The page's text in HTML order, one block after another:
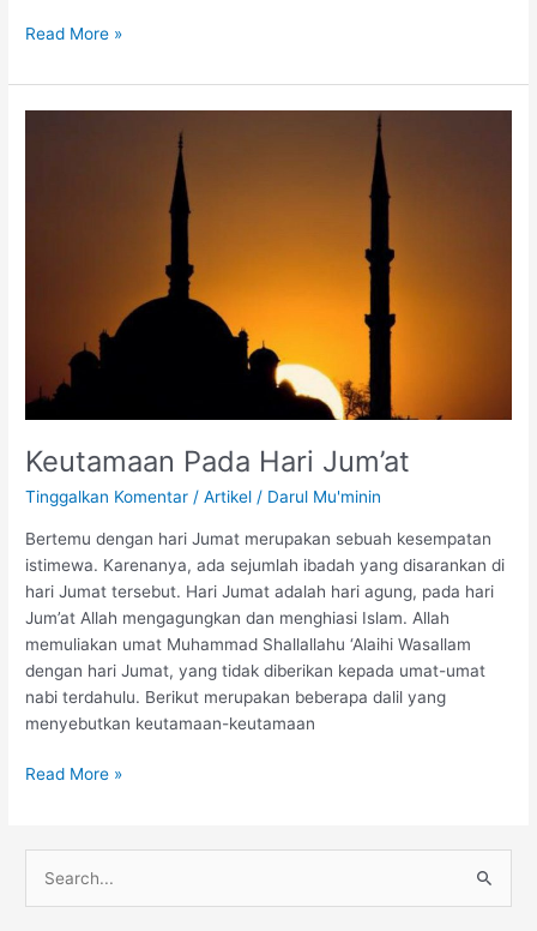
Read More »
Keutamaan Pada Hari Jum’at
Tinggalkan Komentar /Artikel / Darul Mu'minin
Bertemu dengan hari Jumat merupakan sebuah kesempatan
istimewa. Karenanya, ada sejumlah ibadah yang disarankan di
hari Jumat tersebut. Hari Jumat adalah hari agung, pada hari
Jum’at Allah mengagungkan dan menghiasi Islam. Allah
memuliakan umat Muhammad Shallallahu ‘Alaihi Wasallam
dengan hari Jumat, yang tidak diberikan kepada umat-umat
nabi terdahulu. Berikut merupakan beberapa dalil yang
menyebutkan keutamaan-keutamaan
Read More »
InstagramYouTube WhatsApp